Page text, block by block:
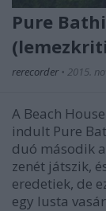
Pure
rerecorder • 2015.
A Beach
indult Pure
duó második
zenét játszik,
eredetiek, de
egy lusta